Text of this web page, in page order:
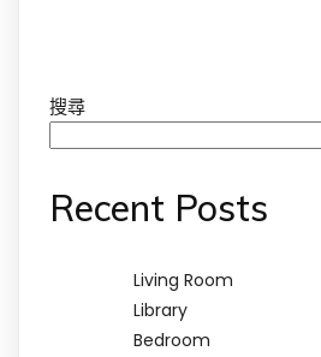
搜尋
Recent Posts
Living Room
Library
Bedroom